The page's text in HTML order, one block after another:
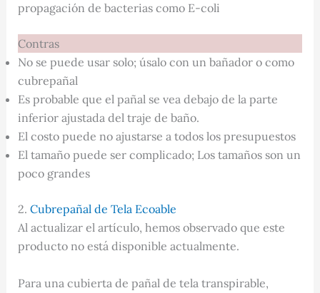
propagación de bacterias como E-coli
Contras
No se puede usar solo; úsalo con un bañador o como
cubrepañal
Es probable que el pañal se vea debajo de la parte
inferior ajustada del traje de baño.
El costo puede no ajustarse a todos los presupuestos
El tamaño puede ser complicado; Los tamaños son un
poco grandes
2. Cubrepañal de Tela Ecoable
Al actualizar el artículo, hemos observado que este
producto no está disponible actualmente.
Para una cubierta de pañal de tela transpirable,